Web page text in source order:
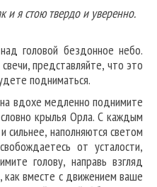
и я стою твердо и уверенно.
головой бездонное небо.
представляйте, что это
подниматься.
вдохе медленно поднимите
крылья Орла. С каждым
сильнее, наполняются светом
от усталости,
голову, направь взгляд
как вместе с движением ваше